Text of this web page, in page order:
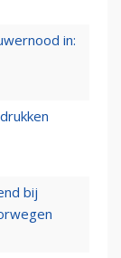
in:
bij